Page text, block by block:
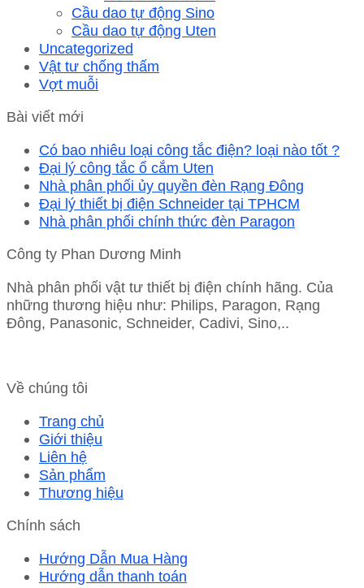
Cầu dao tự động Sino
Cầu dao tự động Uten
Uncategorized
Vật tư chống thấm
Vợt muỗi
Bài viết mới
Có bao nhiêu loại công tắc điện? loại nào tốt ?
Đại lý công tắc ổ cắm Uten
Nhà phân phối ủy quyền đèn Rạng Đông
Đại lý thiết bị điện Schneider tại TPHCM
Nhà phân phối chính thức đèn Paragon
Công ty Phan Dương Minh
Nhà phân phối vật tư thiết bị điện chính hãng. Của
những thương hiệu như: Philips, Paragon, Rạng
Đông, Panasonic, Schneider, Cadivi, Sino,..
Về chúng tôi
Trang chủ
Giới thiệu
Liên hệ
Sản phẩm
Thương hiệu
Chính sách
Hướng Dẫn Mua Hàng
Hướng dẫn thanh toán